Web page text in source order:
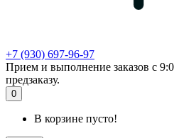
+7 (930) 697-96-97
Прием и выполнение заказов с
предзаказу.
0
В корзине пусто!